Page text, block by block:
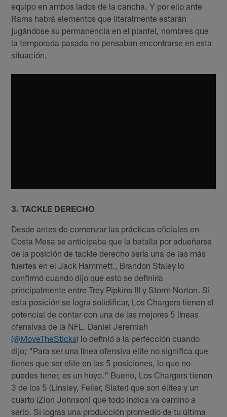
equipo en ambos lados de la cancha. Y por ello ante
Rams habrá elementos que literalmente estarán
jugándose su permanencia en el plantel, nombres que
la temporada pasada no pensaban encontrarse en esta
situación.
3. TACKLE DERECHO
Desde antes de comenzar las prácticas oficiales en
Costa Mesa se anticipaba que la batalla por adueñarse
de la posición de tackle derecho sería una de las más
fuertes en el Jack Hammett., Brandon Staley lo
confirmó cuando dijo que esto se definiría
principalmente entre Trey Pipkins III y Storm Norton. Si
esta posición se logra solidificar, Los Chargers tienen el
potencial de contar con una de las mejores 5 líneas
ofensivas de la NFL. Daniel Jeremiah
(@MoveTheSticks) lo definió a la perfección cuando
dijo; "Para ser una línea ofensiva elite no significa que
tienes que ser elite en las 5 posiciones, lo que no
puedes tener, es un hoyo." Bueno, Los Chargers tienen
3 de los 5 (Linsley, Feiler, Slater) que son élites y un
cuarto (Zion Johnson) que todo indica va camino a
serlo. Si logras una producción promedio de tu última